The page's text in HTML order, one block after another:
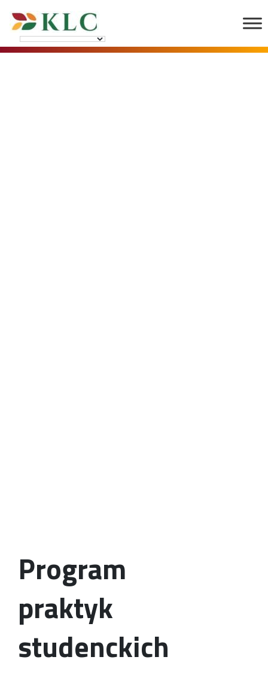
Program
praktyk
studenckich